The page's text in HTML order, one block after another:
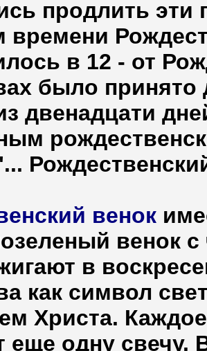
продлить
времени
в 12 - от
было принято
двенадцати
венок
венок
в
как символ
Христа.
еще одну свечу.